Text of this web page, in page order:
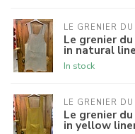
LE GRENIER DU
Le grenier
in natural
In stock
LE GRENIER DU
Le grenier
in yellow